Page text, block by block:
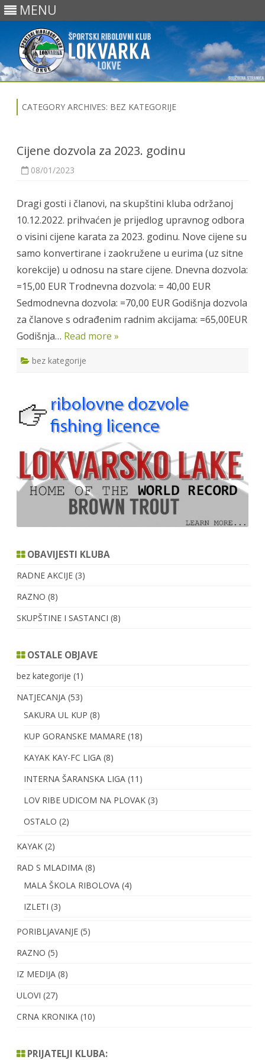
MENU
content
CATEGORY ARCHIVES: BEZ KATEGORIJE
Cijene dozvola za 2023. godinu
08/01/2023
Dragi gosti i članovi, na skupštini kluba održanoj
10.12.2022. prihvaćen je prijedlog upravnog odbora
o visini cijene karata za 2023. godinu. Nove cijene su
samo konvertirane i zaokružene u eurima (uz sitne
korekcije) u odnosu na stare cijene. Dnevna dozvola:
=15,00 EUR Trodnevna dozvola: = 40,00 EUR
Sedmodnevna dozvola: =70,00 EUR Godišnja dozvola
za članove s odrađenim radnim akcijama: =65,00EUR
Godišnja… Read more »
bez kategorije
OBAVIJESTI KLUBA
RADNE AKCIJE (3)
RAZNO (8)
SKUPŠTINE I SASTANCI (8)
OSTALE OBJAVE
bez kategorije (1)
NATJECANJA (53)
SAKURA UL KUP (8)
KUP GORANSKE MAMARE (18)
KAYAK KAY-FC LIGA (8)
INTERNA ŠARANSKA LIGA (11)
LOV RIBE UDICOM NA PLOVAK (3)
OSTALO (2)
KAYAK (2)
RAD S MLADIMA (8)
MALA ŠKOLA RIBOLOVA (4)
IZLETI (3)
PORIBLJAVANJE (5)
RAZNO (5)
IZ MEDIJA (8)
ULOVI (27)
CRNA KRONIKA (10)
PRIJATELJI KLUBA: